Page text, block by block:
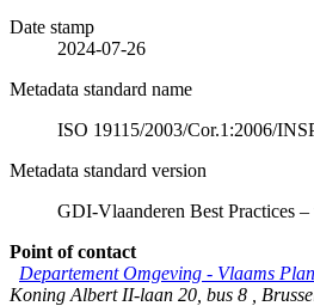
Date stamp
2024-07-26
Metadata standard name
ISO 19115/2003/Cor.1:2006/
Metadata standard version
GDI-Vlaanderen Best Practices –
Point of contact
Departement Omgeving - Vlaams
Koning Albert II-laan 20, bus 8